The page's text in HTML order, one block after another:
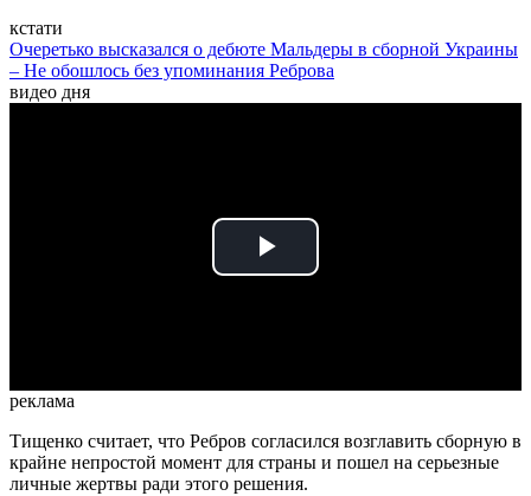
кстати
Очеретько высказался о дебюте Мальдеры в сборной Украины
– Не обошлось без упоминания Реброва
видео дня
Play
реклама
Тищенко считает, что Ребров согласился возглавить сборную в
крайне непростой момент для страны и пошел на серьезные
личные жертвы ради этого решения.